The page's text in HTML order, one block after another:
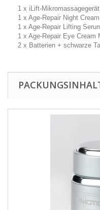
1 x iLift-
1 x Age-Repair Night
1 x Age-Repair Lifting
1 x Age-Repair Eye Cream
2 x Batterien + schwarze